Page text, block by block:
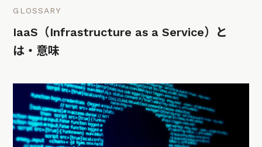
GLOSSARY
IaaS（Infrastructure as a Service）と
は・意味